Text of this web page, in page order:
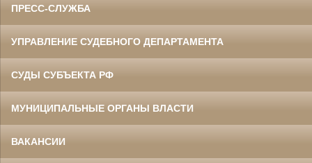
ПРЕСС-СЛУЖБА
УПРАВЛЕНИЕ СУДЕБНОГО ДЕПАРТАМЕНТА
СУДЫ СУБЪЕКТА РФ
МУНИЦИПАЛЬНЫЕ ОРГАНЫ ВЛАСТИ
ВАКАНСИИ